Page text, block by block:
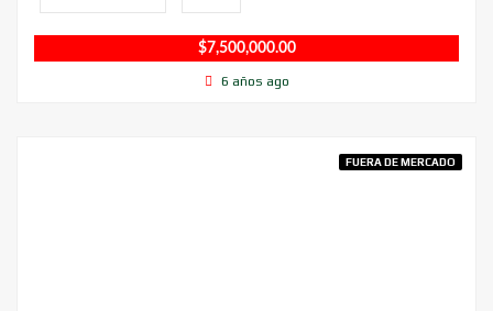
$7,500,000.00
6 años ago
FUERA DE MERCADO